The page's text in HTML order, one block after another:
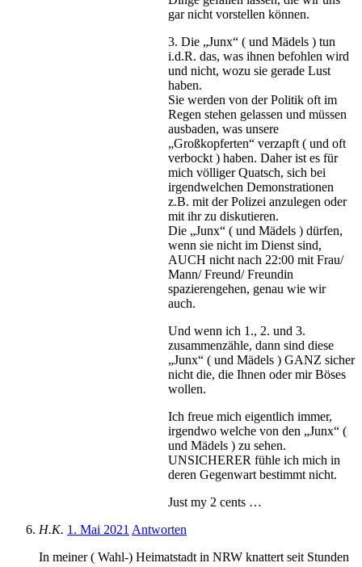
gar nicht vorstellen können.
3. Die „Junx“ ( und Mädels ) tun
i.d.R. das, was ihnen befohlen wird
und nicht, wozu sie gerade Lust
haben.
Sie werden von der Politik oft im
Regen stehen gelassen und müssen
ausbaden, was unsere
„Großkopferten“ verzapft ( und oft
verbockt ) haben. Daher ist es für
mich völliger Quatsch, sich bei
irgendwelchen Demonstrationen
z.B. mit der Polizei anzulegen oder
mit ihr zu diskutieren.
Die „Junx“ ( und Mädels ) dürfen,
wenn sie nicht im Dienst sind,
AUCH nicht nach 22:00 mit Frau/
Mann/ Freund/ Freundin
spazierengehen, genau wie wir
auch.
Und wenn ich 1., 2. und 3.
zusammenzähle, dann sind diese
„Junx“ ( und Mädels ) GANZ sicher
nicht die, die Ihnen oder mir Böses
wollen.
Ich freue mich eigentlich immer,
irgendwo welche von den „Junx“ (
und Mädels ) zu sehen.
UNSICHERER fühle ich mich in
deren Gegenwart bestimmt nicht.
Just my 2 cents …
H.K. 1. Mai 2021 Antworten
In meiner ( Wahl-) Heimatstadt in NRW knattert seit Stunden